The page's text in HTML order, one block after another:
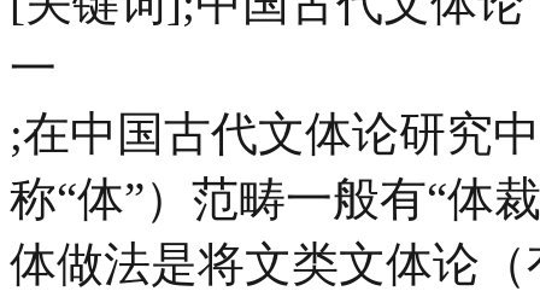
一
;在中国古代文体论研究
称“体”）范畴一般有“体
体做法是将文类文体论